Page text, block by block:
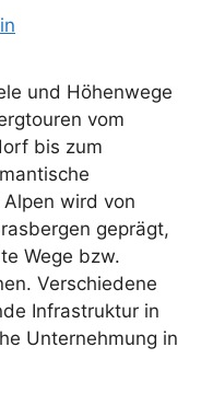
und Höhenwege
vom
bis zum
wird von
geprägt,
Wege bzw.
Verschiedene
Infrastruktur in
Unternehmung in